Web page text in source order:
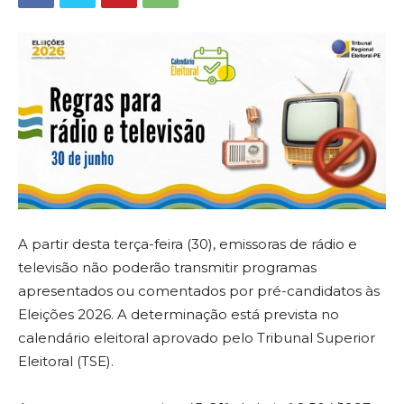
A partir desta terça-feira (30), emissoras de rádio e
televisão não poderão transmitir programas
apresentados ou comentados por pré-candidatos às
Eleições 2026. A determinação está prevista no
calendário eleitoral aprovado pelo Tribunal Superior
Eleitoral (TSE).